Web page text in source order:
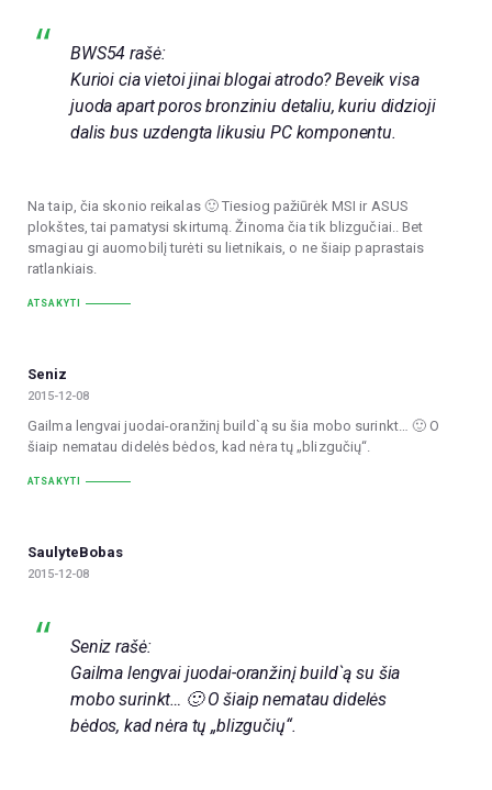
BWS54 rašė:
Kurioi cia vietoi jinai blogai atrodo? Beveik visa
juoda apart poros bronziniu detaliu, kuriu didzioji
dalis bus uzdengta likusiu PC komponentu.
Na taip, čia skonio reikalas 🙂 Tiesiog pažiūrėk MSI ir ASUS
plokštes, tai pamatysi skirtumą. Žinoma čia tik blizgučiai.. Bet
smagiau gi auomobilį turėti su lietnikais, o ne šiaip paprastais
ratlankiais.
ATSAKYTI
Seniz
2015-12-08
Gailma lengvai juodai-oranžinį build`ą su šia mobo surinkt… 🙂 O
šiaip nematau didelės bėdos, kad nėra tų „blizgučių“.
ATSAKYTI
SaulyteBobas
2015-12-08
Seniz rašė:
Gailma lengvai juodai-oranžinį build`ą su šia
mobo surinkt… 🙂 O šiaip nematau didelės
bėdos, kad nėra tų „blizgučių“.